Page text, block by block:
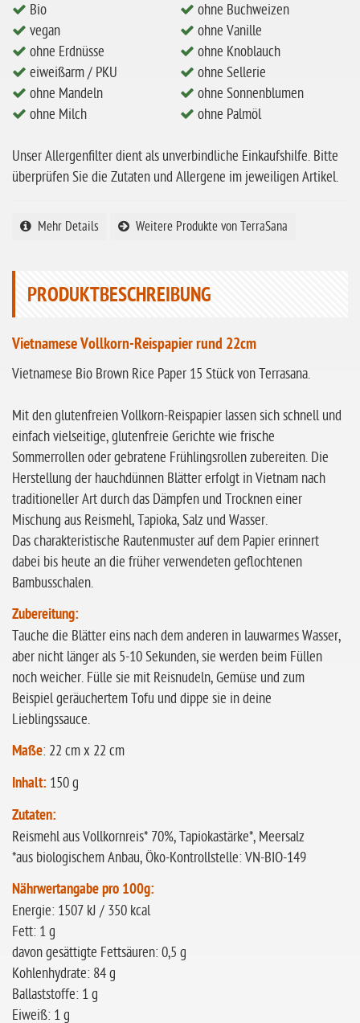
ohne Hafer
ohne Zuckerzusatz
ohne Reis
ohne Mais
ohne Sesam
ohne Lupinen
ohne Guarkernmehl
ohne Knoblauch
Sonnenblumen
ohne Palmöl
Bio
vegan
ohne Erdnüsse
eiweißarm / PKU
ohne Mandeln
ohne Milch
ohne Buchweizen
ohne Vanille
ohne Knoblauch
ohne Sellerie
ohne Sonnenblumen
ohne Palmöl
Unser Allergenfilter dient als unverbindliche Einkaufshilfe. Bitte
überprüfen Sie die Zutaten und Allergene im jeweiligen Artikel.
Mehr Details Weitere Produkte von TerraSana
PRODUKTBESCHREIBUNG
Vietnamese Vollkorn-Reispapier rund 22cm
Vietnamese Bio Brown Rice Paper 15 Stück von Terrasana.
Mit den glutenfreien Vollkorn-Reispapier lassen sich schnell und
einfach vielseitige, glutenfreie Gerichte wie frische
Sommerrollen oder gebratene Frühlingsrollen zubereiten. Die
Herstellung der hauchdünnen Blätter erfolgt in Vietnam nach
traditioneller Art durch das Dämpfen und Trocknen einer
Mischung aus Reismehl, Tapioka, Salz und Wasser.
Das charakteristische Rautenmuster auf dem Papier erinnert
dabei bis heute an die früher verwendeten geflochtenen
Bambusschalen.
Zubereitung:
Tauche die Blätter eins nach dem anderen in lauwarmes Wasser,
aber nicht länger als 5-10 Sekunden, sie werden beim Füllen
noch weicher. Fülle sie mit Reisnudeln, Gemüse und zum
Beispiel geräuchertem Tofu und dippe sie in deine
Lieblingssauce.
Maße: 22 cm x 22 cm
Inhalt: 150 g
Zutaten:
Reismehl aus Vollkornreis* 70%, Tapiokastärke*, Meersalz
*aus biologischem Anbau, Öko-Kontrollstelle: VN-BIO-149
Nährwertangabe pro 100g:
Energie: 1507 kJ / 350 kcal
Fett: 1 g
davon gesättigte Fettsäuren: 0,5 g
Kohlenhydrate: 84 g
Ballaststoffe: 1 g
Eiweiß: 1 g